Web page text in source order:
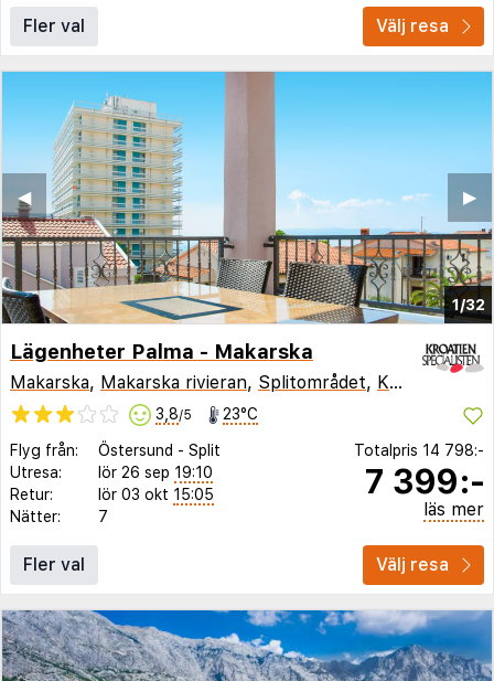
Fler val Välj resa
1/32
▶︎
◀︎
Lägenheter Palma - Makarska
Makarska, Makarska rivieran, Splitområdet, Kroatien
3,8/5 23°C
Flyg från: Östersund - Split
Utresa:
lör 26 sep 19:10
Retur:
lör 03 okt 15:05
Nätter:
7
Totalpris 14 798:-
7 399:-
läs mer
Fler val Välj resa